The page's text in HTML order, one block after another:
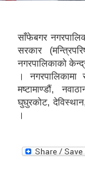
साँफेबगर
सरकार
नगरपालिकाको
। नगरपालिकामा
मष्टामाण्डौं,
घुघुरकोट,
।